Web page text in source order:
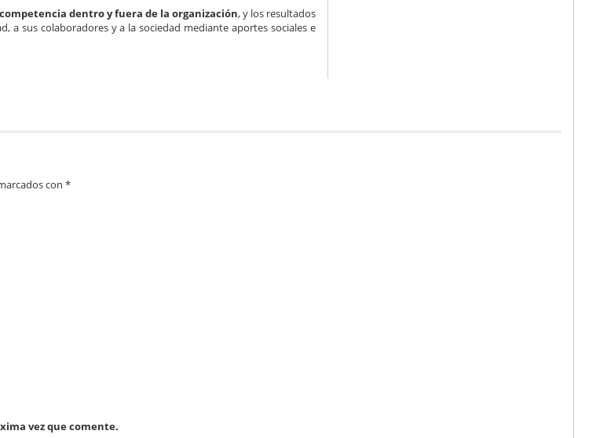
dentro y fuera de la organización, y los resultados
sus colaboradores y a la sociedad mediante aportes sociales e
con*
vez que comente.